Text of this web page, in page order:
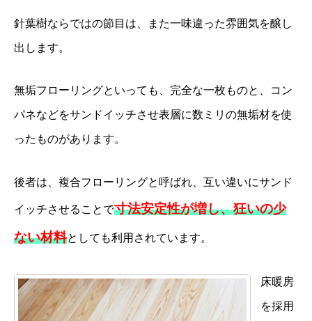
針葉樹ならではの節目は、また一味違った雰囲気を醸し
出します。
無垢フローリングといっても、完全な一枚ものと、コン
パネなどをサンドイッチさせ表層に数ミリの無垢材を使
ったものがあります。
後者は、複合フローリングと呼ばれ、互い違いにサンド
イッチさせることで寸法安定性が増し、狂いの少
ない材料としても利用されています。
床暖房
を採用